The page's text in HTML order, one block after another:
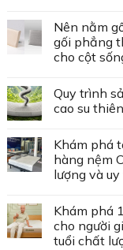
Nên nằm
gối phẳng
cho cột
Quy trình
cao su
Khám phá
hàng nệm
lượng và
Khám phá
cho người
tuổi chất